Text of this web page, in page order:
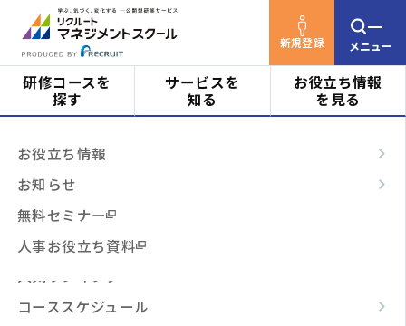
新規登録 メニュー
階層・役割
研修コースを
探す
対象者
ビジネススキル
テーマ別
3時間コース
人気ランキング
コーススケジュール
サービスを
知る
はじめての方へ
サービスの特長
ご利用の流れ
よくあるご質問
お役立ち情報
を見る
お役立ち情報
お知らせ
無料セミナー
人事お役立ち資料
リクルートマネジメントスクールTOP
中堅社員研修【オンライン開
催・2日】
中堅社員に必要なナレッジ・視界・スタンスを